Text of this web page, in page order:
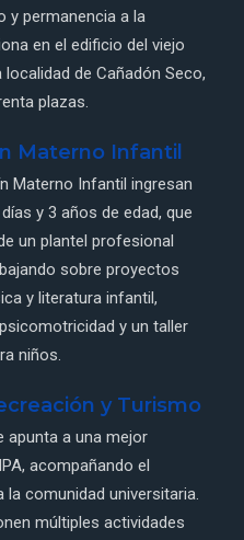
y permanencia a la
en el edificio del viejo
localidad de Cañadón Seco,
plazas.
Materno Infantil
Materno Infantil ingresan
y 3 años de edad, que
un plantel profesional
sobre proyectos
y literatura infantil,
y un taller
niños.
y Turismo
apunta a una mejor
acompañando el
la comunidad universitaria.
múltiples actividades